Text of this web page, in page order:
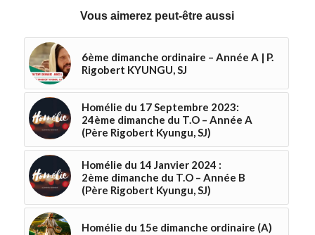
Vous aimerez peut-être aussi
6ème dimanche ordinaire – Année A | P.
Rigobert KYUNGU, SJ
Homélie du 17 Septembre 2023:
24ème dimanche du T.O – Année A
(Père Rigobert Kyungu, SJ)
Homélie du 14 Janvier 2024 :
2ème dimanche du T.O – Année B
(Père Rigobert Kyungu, SJ)
Homélie du 15e dimanche ordinaire (A)